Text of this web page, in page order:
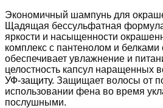
Экономичный шампунь для
Щадящая бессульфатная
яркости и насыщенности
комплекс с пантенолом и белками
обеспечивает увлажнение и
целостность капсул наращенных
УФ-защиту. Защищает волосы от
использовании фена во время
послушными.